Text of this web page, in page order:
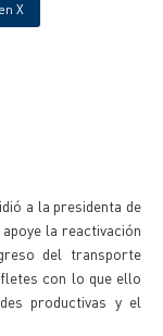
X
a la presidenta de
la reactivación
del transporte
con lo que ello
productivas y el